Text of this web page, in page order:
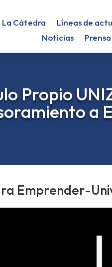
La Cátedra Líneas de
Noticias
Prensa
Propio
a
Emprender-